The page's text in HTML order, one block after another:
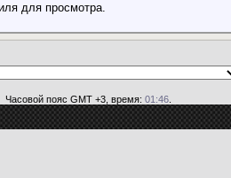
для просмотра.
Часовой пояс GMT +3, время: 01:46.